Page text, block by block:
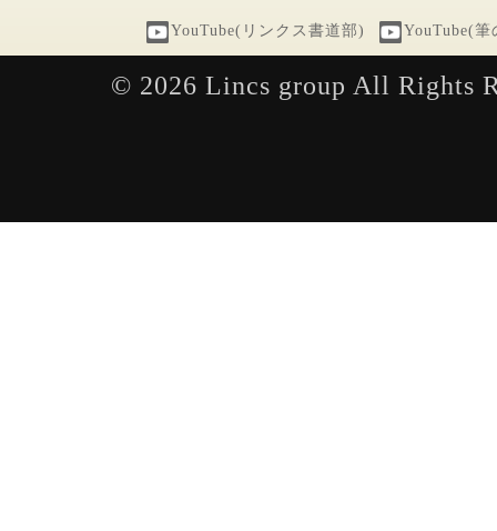
YouTube(リンクス書道部) YouTube(筆
© 2026 Lincs group All Rights